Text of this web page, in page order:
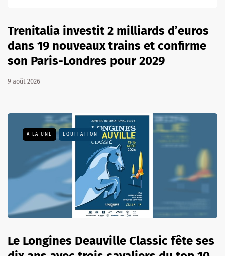
Trenitalia investit 2 milliards d’euros
dans 19 nouveaux trains et confirme
son Paris-Londres pour 2029
9 août 2026
A LA UNE EQUITATION
Le Longines Deauville Classic fête ses